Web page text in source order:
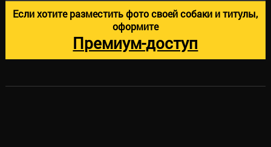
Если хотите разместить фото своей собаки и титулы,
оформите
Премиум-доступ